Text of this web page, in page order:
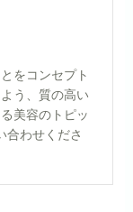
をコンセプト
う、質の高い
美容のトピッ
合わせくださ